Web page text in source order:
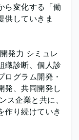
ら変化する「働
供していきま
発力 シミュレ
織診断、個人診
グラム開発・
発、共同開発し
ス企業と共に、
作り続けていき